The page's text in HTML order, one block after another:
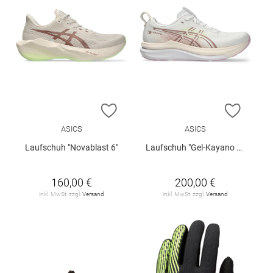
ZUR WUNSCHLISTE HINZUFÜGEN
ASICS
Laufschuh "Novablast 6"
160,00 €
inkl. MwSt. zzgl. Versand
ZUR
ASICS
Laufschuh "Gel-Kayano 33 W"
200,00 €
inkl. MwSt. zzgl. Versand